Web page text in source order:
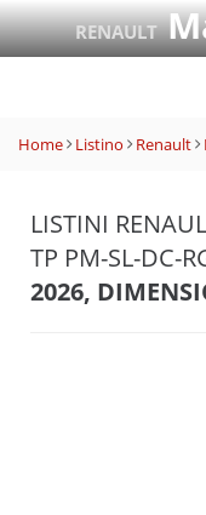
RENAULT
Home Listino Renault
LISTINI
TP PM-SL-DC-
2026,